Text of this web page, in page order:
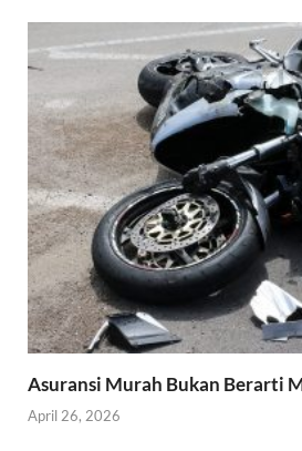
Asuransi Murah Bukan Berarti
April 26, 2026